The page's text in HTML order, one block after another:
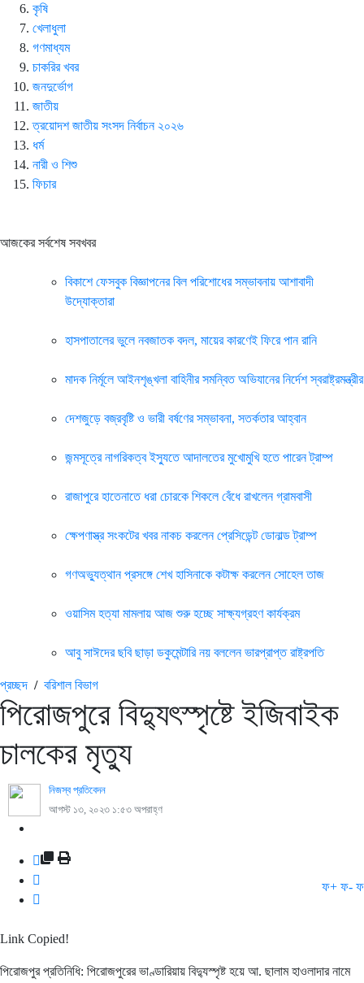
কৃষি
খেলাধুলা
গণমাধ্যম
চাকরির খবর
জনদুর্ভোগ
জাতীয়
ত্রয়োদশ জাতীয় সংসদ নির্বাচন ২০২৬
ধর্ম
নারী ও শিশু
ফিচার
আজকের সর্বশেষ সবখবর
বিকাশে ফেসবুক বিজ্ঞাপনের বিল পরিশোধের সম্ভাবনায় আশাবাদী
উদ্যোক্তারা
হাসপাতালের ভুলে নবজাতক বদল, মায়ের কারণেই ফিরে পান রানি
মাদক নির্মূলে আইনশৃঙ্খলা বাহিনীর সমন্বিত অভিযানের নির্দেশ স্বরাষ্ট্রমন্ত্রীর
দেশজুড়ে বজ্রবৃষ্টি ও ভারী বর্ষণের সম্ভাবনা, সতর্কতার আহ্বান
জন্মসূত্রে নাগরিকত্ব ইস্যুতে আদালতের মুখোমুখি হতে পারেন ট্রাম্প
রাজাপুরে হাতেনাতে ধরা চোরকে শিকলে বেঁধে রাখলেন গ্রামবাসী
ক্ষেপণাস্ত্র সংকটের খবর নাকচ করলেন প্রেসিডেন্ট ডোনাল্ড ট্রাম্প
গণঅভ্যুত্থান প্রসঙ্গে শেখ হাসিনাকে কটাক্ষ করলেন সোহেল তাজ
ওয়াসিম হত্যা মামলায় আজ শুরু হচ্ছে সাক্ষ্যগ্রহণ কার্যক্রম
আবু সাঈদের ছবি ছাড়া ডকুমেন্টারি নয় বললেন ভারপ্রাপ্ত রাষ্ট্রপতি
প্রচ্ছদ / বরিশাল বিভাগ
পিরোজপুরে বিদ্যুৎস্পৃষ্টে ইজিবাইক
চালকের মৃত্যু
নিজস্ব প্রতিবেদন
আগস্ট ১৩, ২০২৩ ১:৫৩ অপরাহ্ণ
ফ+ ফ- ফ
Link Copied!
পিরোজপুর প্রতিনিধি: পিরোজপুরের ভাণ্ডারিয়ায় বিদ্যুস্পৃষ্ট হয়ে আ. ছালাম হাওলাদার নামে